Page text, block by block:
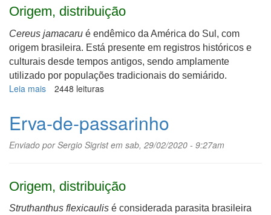
Origem, distribuição
Cereus jamacaru é endêmico da América do Sul, com
origem brasileira. Está presente em registros históricos e
culturais desde tempos antigos, sendo amplamente
utilizado por populações tradicionais do semiárido.
Leia mais sobre
2448 leituras
Erva-de-passarinho
Enviado porSergio Sigristem sab, 29/02/2020 - 9:27am
Origem, distribuição
Struthanthus flexicaulis é considerada parasita brasileira